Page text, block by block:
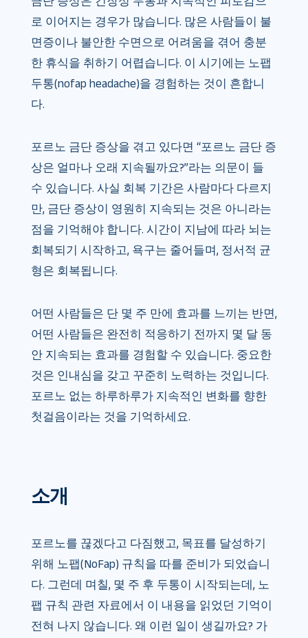
로 이어지는 경우가 많습니다. 많은 사람들이 불
면증이나 불안한 수면으로 어려움을 겪어 충분
한 휴식을 취하기 어렵습니다. 이 시기에는 노팹
두통(nofap headache)을 경험하는 것이 흔합니
다.
포르노 금단 증상을 겪고 있다면 “포르노 금단 증
상은 얼마나 오래 지속될까요?”라는 의문이 들
수 있습니다. 사실 회복 기간은 사람마다 다르지
만, 금단 증상이 영원히 지속되는 것은 아니라는
점을 기억해야 합니다. 시간이 지남에 따라 뇌는
회복되기 시작하고, 욕구는 줄어들며, 정서적 균
형은 회복됩니다.
어떤 사람들은 단 몇 주 만에 효과를 느끼는 반면,
어떤 사람들은 완전히 적응하기 전까지 몇 달 동
안 지속되는 효과를 경험할 수 있습니다. 중요한
것은 인내심을 갖고 꾸준히 노력하는 것입니다.
포르노 없는 하루하루가 지속적인 변화를 향한
첫걸음이라는 것을 기억하세요.
소개
포르노를 끊겠다고 다짐했고, 목표를 달성하기
위해 노팹(NoFap) 규칙을 따를 준비가 되었습니
다. 그런데 며칠, 몇 주 후 두통이 시작되는데, 노
팹 규칙 관련 자료에서 이 내용을 읽었던 기억이
전혀 나지 않습니다. 왜 이런 일이 생길까요? 가